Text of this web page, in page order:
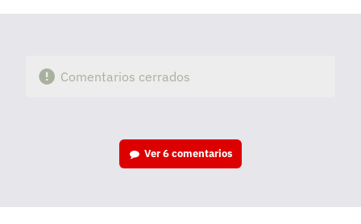
Comentarios cerrados
Ver6 comentarios